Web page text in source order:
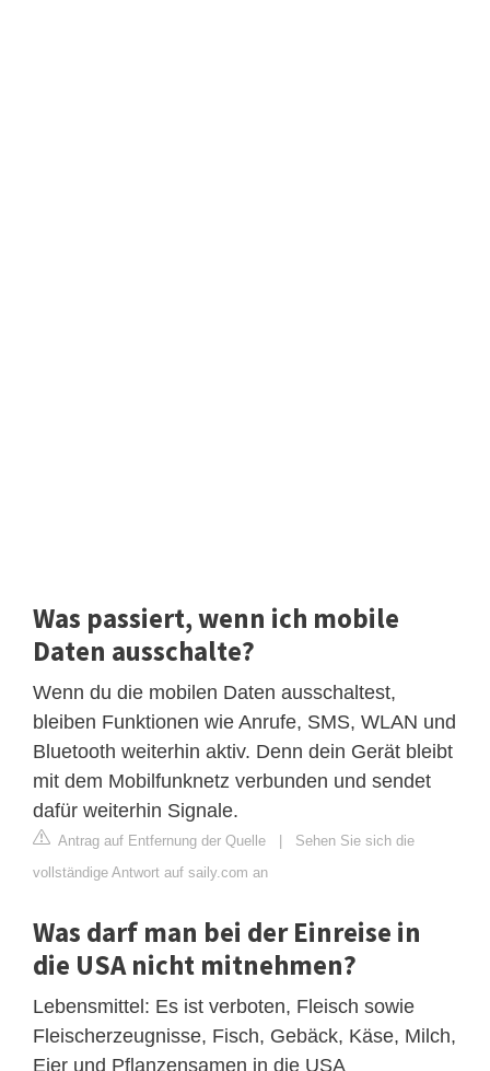
Was passiert, wenn ich mobile
Daten ausschalte?
Wenn du die mobilen Daten ausschaltest,
bleiben Funktionen wie Anrufe, SMS, WLAN und
Bluetooth weiterhin aktiv. Denn dein Gerät bleibt
mit dem Mobilfunknetz verbunden und sendet
dafür weiterhin Signale.
Antrag auf Entfernung der Quelle | Sehen Sie sich die
vollständige Antwort auf saily.com an
Was darf man bei der Einreise in
die USA nicht mitnehmen?
Lebensmittel: Es ist verboten, Fleisch sowie
Fleischerzeugnisse, Fisch, Gebäck, Käse, Milch,
Eier und Pflanzensamen in die USA